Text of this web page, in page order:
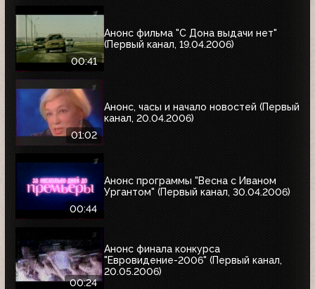
00:41
Анонс фильма "С Дона выдачи нет"
(Первый канал, 19.04.2006)
01:02
Анонс, часы и начало новостей (Первый
канал, 20.04.2006)
00:44
Анонс программы "Весна с Иваном
Ургантом" (Первый канал, 30.04.2006)
00:24
Анонс финала конкурса
"Евровидение-2006" (Первый канал,
20.05.2006)